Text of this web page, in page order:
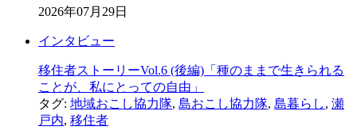
2026年07月29日
インタビュー
移住者ストーリーVol.6 (後編)「種のままで生きられる
ことが、私にとっての自由」
タグ: 地域おこし協力隊, 島おこし協力隊, 島暮らし, 瀬
戸内, 移住者